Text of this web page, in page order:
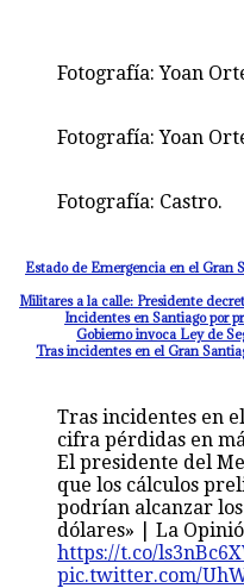
Fotografía: Yoan
Fotografía: Yoan
Fotografía: Castro.
Estado de Emergencia en el Gran
Militares a la calle: Presidente
Incidentes en Santiago por
Gobierno invoca Ley de
Tras incidentes en el Gran
Tras incidentes en
cifra pérdidas en
El presidente del
que los cálculos
podrían alcanzar
dólares» | La
https://t.co/
pic.twitter.com/